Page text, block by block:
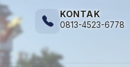
KONTAK
0813-4523-6778